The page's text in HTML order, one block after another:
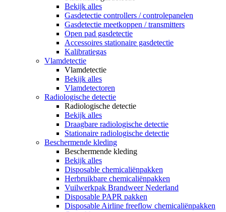
Bekijk alles
Gasdetectie controllers / controlepanelen
Gasdetectie meetkoppen / transmitters
Open pad gasdetectie
Accessoires stationaire gasdetectie
Kalibratiegas
Vlamdetectie
Vlamdetectie
Bekijk alles
Vlamdetectoren
Radiologische detectie
Radiologische detectie
Bekijk alles
Draagbare radiologische detectie
Stationaire radiologische detectie
Beschermende kleding
Beschermende kleding
Bekijk alles
Disposable chemicaliënpakken
Herbruikbare chemicaliënpakken
Vuilwerkpak Brandweer Nederland
Disposable PAPR pakken
Disposable Airline freeflow chemicaliënpakken